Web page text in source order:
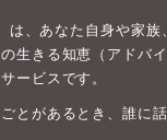
は、あなた自身や家族
生きる知恵（アドバ
ービスです。
とがあるとき、誰に